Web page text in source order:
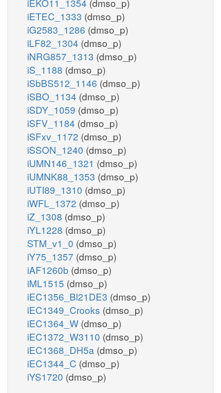
iETEC_1333 (dmso_p)
iG2583_1286 (dmso_p)
iLF82_1304 (dmso_p)
iNRG857_1313 (dmso_p)
iS_1188 (dmso_p)
iSbBS512_1146 (dmso_p)
iSBO_1134 (dmso_p)
iSDY_1059 (dmso_p)
iSFV_1184 (dmso_p)
iSFxv_1172 (dmso_p)
iSSON_1240 (dmso_p)
iUMN146_1321 (dmso_p)
iUMNK88_1353 (dmso_p)
iUTI89_1310 (dmso_p)
iWFL_1372 (dmso_p)
iZ_1308 (dmso_p)
iYL1228 (dmso_p)
STM_v1_0 (dmso_p)
iY75_1357 (dmso_p)
iAF1260b (dmso_p)
iML1515 (dmso_p)
iEC1356_Bl21DE3 (dmso_p)
iEC1349_Crooks (dmso_p)
iEC1364_W (dmso_p)
iEC1372_W3110 (dmso_p)
iEC1368_DH5a (dmso_p)
iEC1344_C (dmso_p)
iYS1720 (dmso_p)